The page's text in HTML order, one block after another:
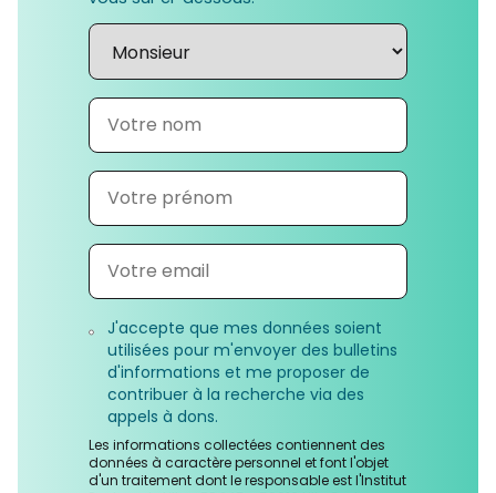
J'accepte que mes données soient
utilisées pour m'envoyer des bulletins
d'informations et me proposer de
contribuer à la recherche via des
appels à dons.
Les informations collectées contiennent des
données à caractère personnel et font l'objet
d'un traitement dont le responsable est l'Institut